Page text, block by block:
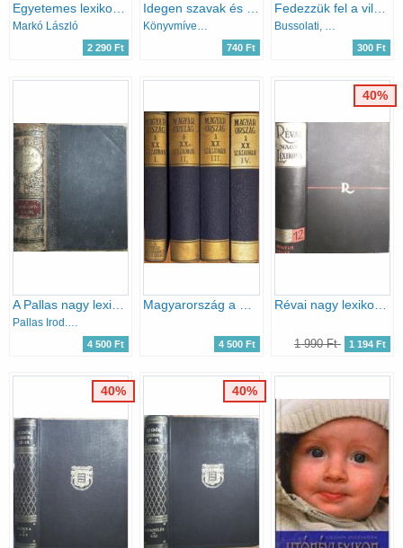
Markó László
2 290 Ft
Könyvmíves Könyvkiadó
740 Ft
Fedezzük fel a világot!
Bussolati, E.-Orlando, S.
300 Ft
4 500 Ft 4 500 Ft
Révai nagy lexikona 12. (Kontúr-Lovas)
1 990 Ft 1 194 Ft
40%
40% 40%